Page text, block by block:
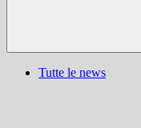
Tutte le news